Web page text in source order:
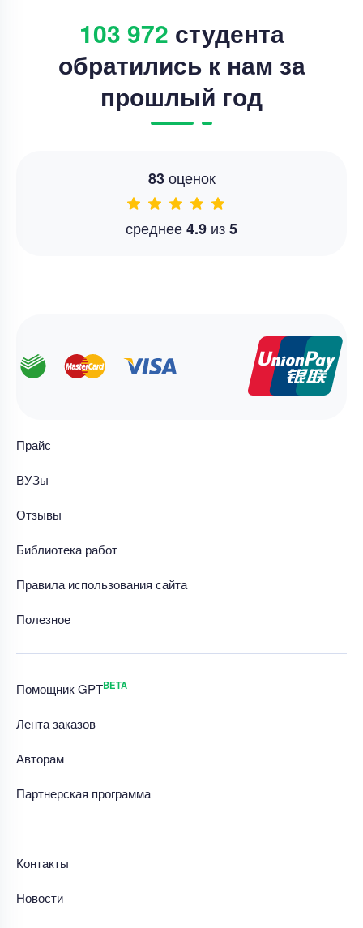
103 972 студента
обратились к нам за
прошлый год
83оценок
среднее4.9 из5
Прайс
ВУЗы
Отзывы
Библиотека работ
Правила использования сайта
Полезное
Помощник GPTBETA
Лента заказов
Авторам
Партнерская программа
Контакты
Новости